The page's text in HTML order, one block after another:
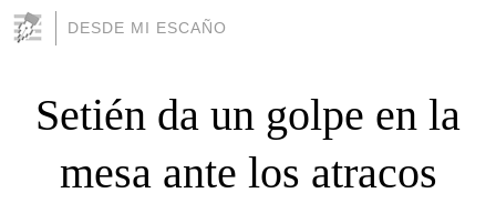
DESDE MI ESCAÑO
Setién da un golpe en la
mesa ante los atracos